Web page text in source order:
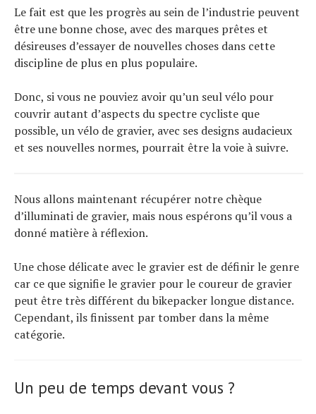
Le fait est que les progrès au sein de l’industrie peuvent
être une bonne chose, avec des marques prêtes et
désireuses d’essayer de nouvelles choses dans cette
discipline de plus en plus populaire.
Donc, si vous ne pouviez avoir qu’un seul vélo pour
couvrir autant d’aspects du spectre cycliste que
possible, un vélo de gravier, avec ses designs audacieux
et ses nouvelles normes, pourrait être la voie à suivre.
Nous allons maintenant récupérer notre chèque
d’illuminati de gravier, mais nous espérons qu’il vous a
donné matière à réflexion.
Une chose délicate avec le gravier est de définir le genre
car ce que signifie le gravier pour le coureur de gravier
peut être très différent du bikepacker longue distance.
Cependant, ils finissent par tomber dans la même
catégorie.
Un peu de temps devant vous ?